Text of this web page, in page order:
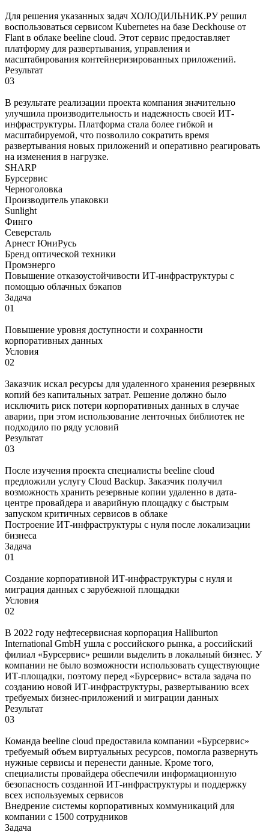
Для решения указанных задач ХОЛОДИЛЬНИК.РУ решил
воспользоваться сервисом Kubernetes на базе Deckhouse от
Flant в облаке beeline cloud. Этот сервис предоставляет
платформу для развертывания, управления и
масштабирования контейнеризированных приложений.
Результат
03
В результате реализации проекта компания значительно
улучшила производительность и надежность своей ИТ-
инфраструктуры. Платформа стала более гибкой и
масштабируемой, что позволило сократить время
развертывания новых приложений и оперативно реагировать
на изменения в нагрузке.
SHARP
Бурсервис
Черноголовка
Производитель упаковки
Sunlight
Финго
Северсталь
Арнест ЮниРусь
Бренд оптической техники
Промэнерго
Повышение отказоустойчивости ИТ-инфраструктуры с
помощью облачных бэкапов
Задача
01
Повышение уровня доступности и сохранности
корпоративных данных
Условия
02
Заказчик искал ресурсы для удаленного хранения резервных
копий без капитальных затрат. Решение должно было
исключить риск потери корпоративных данных в случае
аварии, при этом использование ленточных библиотек не
подходило по ряду условий
Результат
03
После изучения проекта специалисты beeline cloud
предложили услугу Cloud Backup. Заказчик получил
возможность хранить резервные копии удаленно в дата-
центре провайдера и аварийную площадку с быстрым
запуском критичных сервисов в облаке
Построение ИТ-инфраструктуры с нуля после локализации
бизнеса
Задача
01
Создание корпоративной ИТ-инфраструктуры с нуля и
миграция данных с зарубежной площадки
Условия
02
В 2022 году нефтесервисная корпорация Halliburton
International GmbH ушла с российского рынка, а российский
филиал «Бурсервис» решили выделить в локальный бизнес. У
компании не было возможности использовать существующие
ИТ-площадки, поэтому перед «Бурсервис» встала задача по
созданию новой ИТ-инфраструктуры, развертыванию всех
требуемых бизнес-приложений и миграции данных
Результат
03
Команда beeline cloud предоставила компании «Бурсервис»
требуемый объем виртуальных ресурсов, помогла развернуть
нужные сервисы и перенести данные. Кроме того,
специалисты провайдера обеспечили информационную
безопасность созданной ИТ-инфраструктуры и поддержку
всех используемых сервисов
Внедрение системы корпоративных коммуникаций для
компании с 1500 сотрудников
Задача